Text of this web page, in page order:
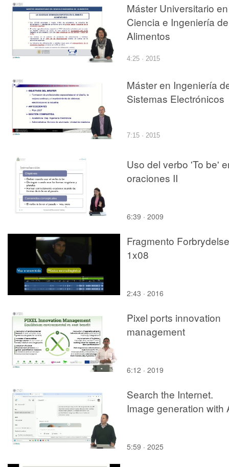
Máster Universitario en
Ciencia e Ingeniería de
Alimentos
4:25 · 2015
Máster en Ingeniería
Sistemas Electrónicos
7:15 · 2015
Uso del verbo 'To be'
oraciones II
6:39 · 2009
Fragmento
1x08
2:43 · 2016
Pixel ports innovation
management
6:12 · 2019
Search the Internet.
Image generation with
5:59 · 2025